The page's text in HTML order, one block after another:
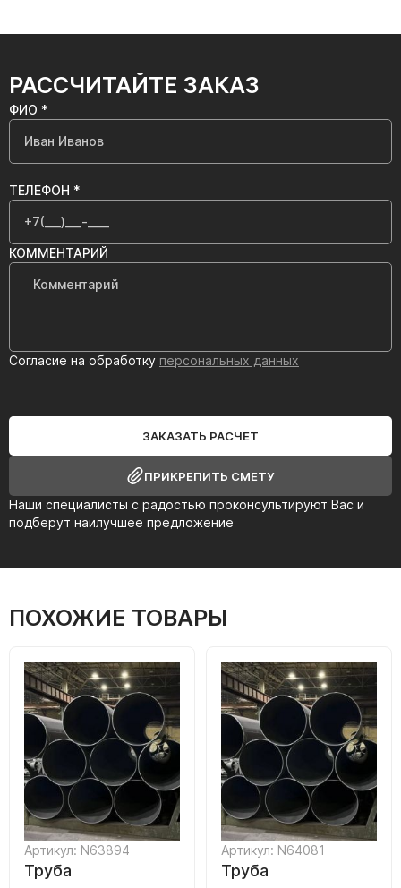
РАССЧИТАЙТЕ ЗАКАЗ
Наши специалисты с радостью проконсультируют Вас и
подберут наилучшее предложение
ФИО *
ТЕЛЕФОН *
КОММЕНТАРИЙ
Согласие на обработку персональных данных
ЗАКАЗАТЬ РАСЧЕТ
ПРИКРЕПИТЬ СМЕТУ
ПОХОЖИЕ ТОВАРЫ
Артикул: N63894
Труба
Артикул: N64081
Труба